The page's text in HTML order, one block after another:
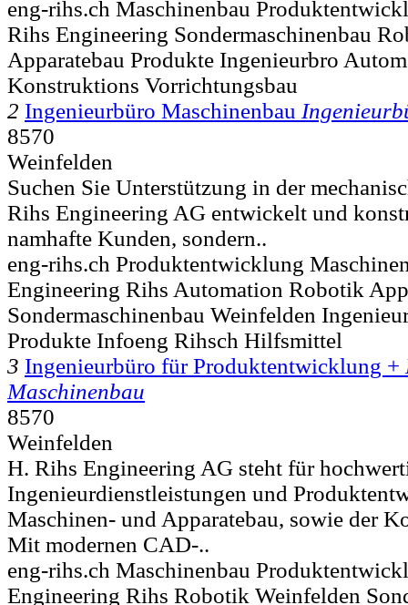
eng-rihs.ch Maschinenbau
Rihs Engineering Sondermaschinenbau
Apparatebau Produkte Ingenieurbro
Konstruktions Vorrichtungsbau
2 Ingenieurbüro Maschinenbau
8570
Weinfelden
Suchen Sie Unterstützung in der
Rihs Engineering AG entwickelt und
namhafte Kunden, sondern..
eng-rihs.ch Produktentwicklung
Engineering Rihs Automation Robotik
Sondermaschinenbau Weinfelden
Produkte Infoeng Rihsch Hilfsmittel
3 Ingenieurbüro für Produktentwicklung +
Maschinenbau
8570
Weinfelden
H. Rihs Engineering AG steht für
Ingenieurdienstleistungen und
Maschinen- und Apparatebau, sowie der
Mit modernen CAD-..
eng-rihs.ch Maschinenbau
Engineering Rihs Robotik Weinfelden